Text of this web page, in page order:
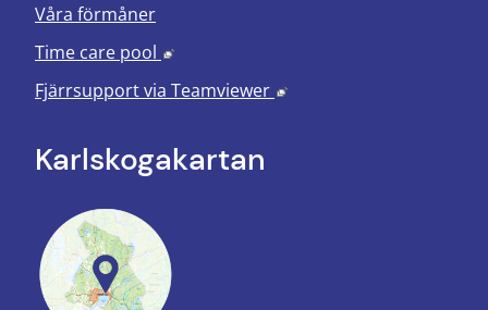
Våra förmåner
Time care pool
Länk till annan webbplats, öppnas i
Fjärrsupport via Teamviewer Länk till annan
Karlskoga­kartan